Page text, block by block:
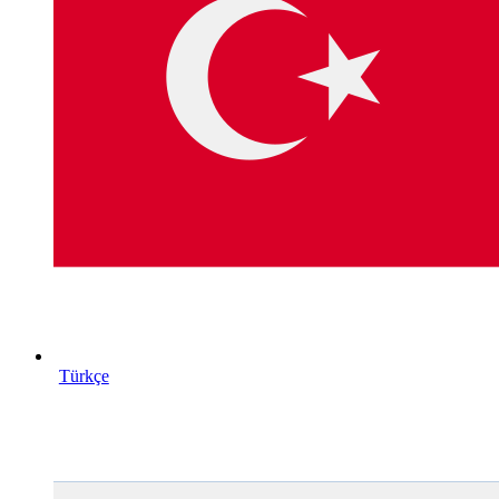
Türkçe